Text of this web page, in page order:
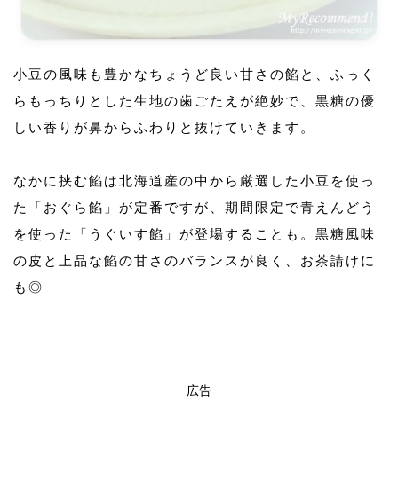
小豆の風味も豊かなちょうど良い甘さの餡と、ふっく
らもっちりとした生地の歯ごたえが絶妙で、黒糖の優
しい香りが鼻からふわりと抜けていきます。
なかに挟む餡は北海道産の中から厳選した小豆を使っ
た「おぐら餡」が定番ですが、期間限定で青えんどう
を使った「うぐいす餡」が登場することも。黒糖風味
の皮と上品な餡の甘さのバランスが良く、お茶請けに
も◎
広告